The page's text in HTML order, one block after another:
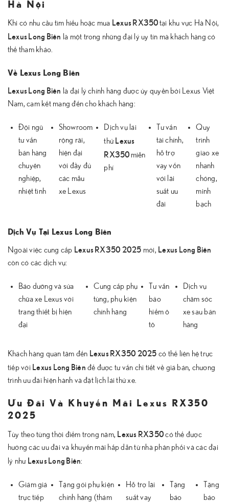
Hà Nội
Khi có nhu cầu tìm hiểu hoặc mua Lexus RX350tại khu vực Hà Nội,
Lexus Long Biên là một trong những đại lý uy tín mà khách hàng có
thể tham khảo.
Về Lexus Long Biên
Lexus Long Biên là đại lý chính hãng được ủy quyền bởi Lexus Việt
Nam, cam kết mang đến cho khách hàng:
Đội ngũ
tư vấn
bán hàng
chuyên
nghiệp,
nhiệt tình
Showroom
rộng rãi,
hiện đại
với đầy đủ
các mẫu
xe Lexus
Dịch vụ lái
thửLexus
RX350 miễn
phí
Tư vấn
tài chính,
hỗ trợ
vay vốn
với lãi
suất ưu
đãi
Quy
trình
giao xe
nhanh
chóng,
minh
bạch
Dịch Vụ Tại Lexus Long Biên
Ngoài việc cung cấp Lexus RX350 2025 mới, Lexus Long Biên
còn có các dịch vụ:
Bảo dưỡng và sửa
chữa xe Lexus với
trang thiết bị hiện
đại
Cung cấp phụ
tùng, phụ kiện
chính hãng
Tư vấn
bảo
hiểm ô
tô
Dịch vụ
chăm sóc
xe sau bán
hàng
Khách hàng quan tâm đến Lexus RX350 2025 có thể liên hệ trực
tiếp với Lexus Long Biên để được tư vấn chi tiết về giá bán, chương
trình ưu đãi hiện hành và đặt lịch lái thử xe.
Ưu Đãi Và Khuyến Mãi Lexus RX350
2025
Tùy theo từng thời điểm trong năm, Lexus RX350có thể được
hưởng các ưu đãi và khuyến mãi hấp dẫn từ nhà phân phối và các đại
lý như Lexus Long Biên:
Giảm giá
trực tiếp
Tặng gói phụ kiện
chính hãng (thảm
Hỗ trợ lãi
suất vay
Tặng
bảo
Tặng
bảo